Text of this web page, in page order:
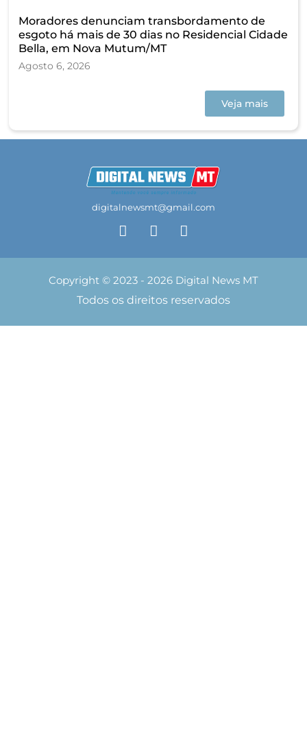
Moradores denunciam transbordamento de
esgoto há mais de 30 dias no Residencial Cidade
Bella, em Nova Mutum/MT
Agosto 6, 2026
Veja mais
digitalnewsmt@gmail.com
Copyright © 2023 - 2026 Digital News MT
Todos os direitos reservados